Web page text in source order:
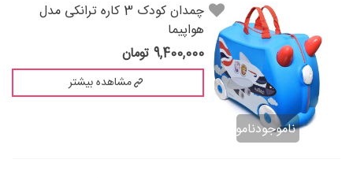
ناموجودناموجود
چمدان کودک 3 کاره ترانکی مدل
هواپیما
9,400,000 تومان
مشاهده بیشتر